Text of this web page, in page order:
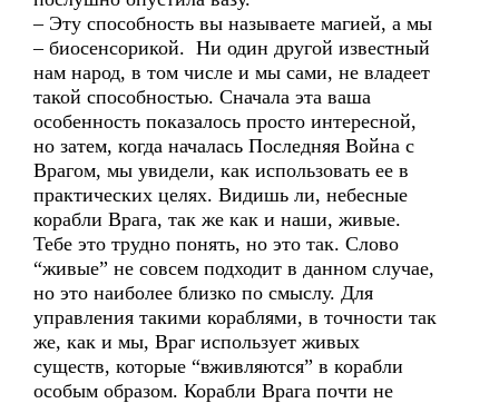
– Эту способность вы называете магией, а мы
– биосенсорикой. Ни один другой известный
нам народ, в том числе и мы сами, не владеет
такой способностью. Сначала эта ваша
особенность показалось просто интересной,
но затем, когда началась Последняя Война с
Врагом, мы увидели, как использовать ее в
практических целях. Видишь ли, небесные
корабли Врага, так же как и наши, живые.
Тебе это трудно понять, но это так. Слово
“живые” не совсем подходит в данном случае,
но это наиболее близко по смыслу. Для
управления такими кораблями, в точности так
же, как и мы, Враг использует живых
существ, которые “вживляются” в корабли
особым образом. Корабли Врага почти не